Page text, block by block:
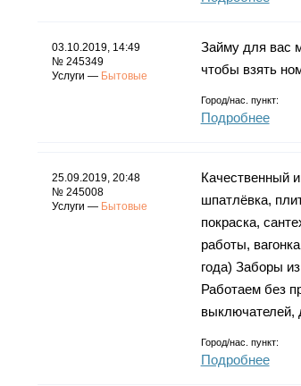
03.10.2019, 14:49
№ 245349
Услуги — Бытовые
Займу для вас
чтобы взять
Город/нас. пункт:
Подробнее
25.09.2019, 20:48
№ 245008
Услуги — Бытовые
Качественный
шпатлёвка,
покраска,
работы,
года) Заборы
Работаем без
выключателей,
Город/нас. пункт:
Подробнее